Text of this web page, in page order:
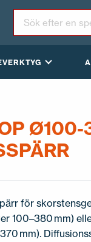
för
100–380 mm)
mm).